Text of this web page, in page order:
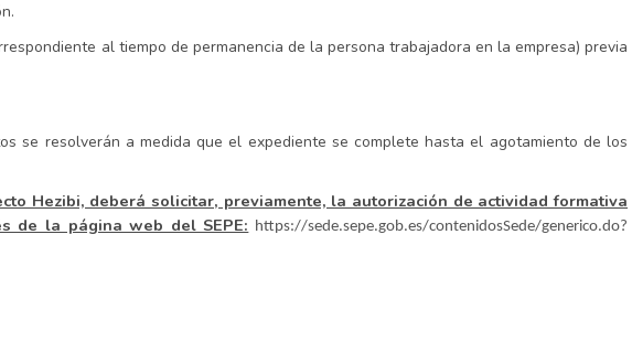
al tiempo de permanencia de la persona trabajadora en la empresa) previa
se resolverán a medida que el expediente se complete hasta el agotamiento de los
Hezibi, deberá solicitar, previamente, la autorización de actividad formativa
de la página web del SEPE: https://sede.sepe.gob.es/contenidosSede/generico.do?